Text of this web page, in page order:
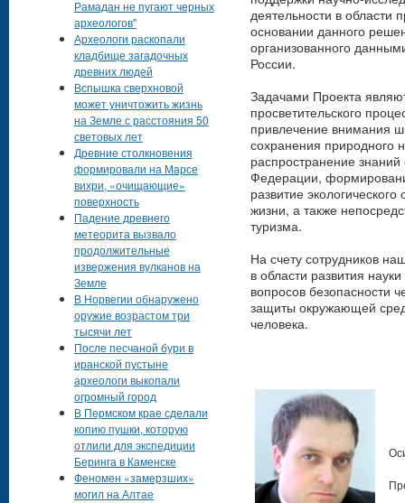
деятельности в области
основании данного
организованного
России.
Задачами Проекта
просветительского
привлечение внимания
сохранения природного
распространение
Федерации,
развитие
жизни, а также
туризма.
На счету сотрудников
в области развития
вопросов безопасности
защиты окружающей
человека.
Рамадан не пугают черных
археологов"
Археологи раскопали
кладбище загадочных
древних людей
Вспышка сверхновой
может уничтожить жизнь
на Земле с расстояния 50
световых лет
Древние столкновения
формировали на Марсе
вихри, «очищающие»
поверхность
Падение древнего
метеорита вызвало
продолжительные
извержения вулканов на
Земле
В Норвегии обнаружено
оружие возрастом три
тысячи лет
После песчаной бури в
иранской пустыне
археологи выкопали
огромный город
В Пермском крае сделали
копию пушки, которую
отлили для экспедиции
Беринга в Каменске
Феномен «замерзших»
могил на Алтае